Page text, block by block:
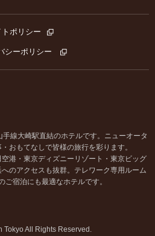
トポリシー
シーポリシー
線大崎駅直結のホテルです。ニューオータ
おもてなしで皆様の旅行を彩ります。
港・東京ディズニーリゾート・東京ビッグ
のアクセスも抜群。テレワーク専用ルーム
ご宿泊にも最適なホテルです。
Tokyo All Rights Reserved.